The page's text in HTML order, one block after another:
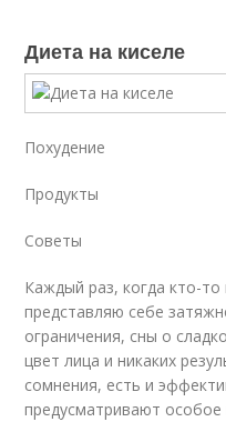
Диета на киселе
Похудение
Продукты
Советы
Каждый раз, когда кто-то
представляю себе
ограничения, сны о
цвет лица и никаких
сомнения, есть и
предусматривают